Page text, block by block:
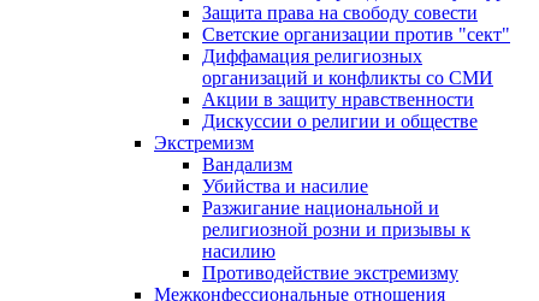
Защита права на свободу совести
Светские организации против "сект"
Диффамация религиозных
организаций и конфликты со СМИ
Акции в защиту нравственности
Дискуссии о религии и обществе
Экстремизм
Вандализм
Убийства и насилие
Разжигание национальной и
религиозной розни и призывы к
насилию
Противодействие экстремизму
Межконфессиональные отношения